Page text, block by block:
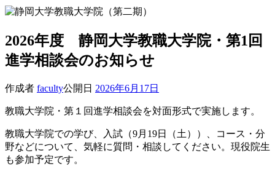
2026年度 静岡大学教職大学院・第1回
進学相談会のお知らせ
作成者 faculty公開日 2026年6月17日
教職大学院・第１回進学相談会を対面形式で実施します。
教職大学院での学び、入試（9月19日（土））、コース・分
野などについて、気軽に質問・相談してください。現役院生
も参加予定です。